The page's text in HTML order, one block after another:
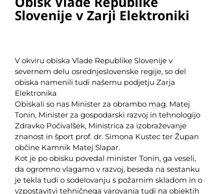
Slovenije v Zarji Elektroniki
V okviru obiska Vlade Republike Slovenije v
severnem delu osrednjeslovenske regije, so del
obiska namenili tudi našemu podjetju Zarja
Elektronika
Obiskali so nas Minister za obrambo mag. Matej
Tonin, Minister za gospodarski razvoj in tehnologijo
Zdravko Počivalšek, Ministrica za izobraževanje
znanost in šport prof. dr. Simona Kustec ter Župan
občine Kamnik Matej Slapar.
Kot je po obisku povedal minister Tonin, ga veseli,
da ogromno vlagamo v razvoj, beseda na sestanku
je tekla tudi o sodelovanju s požarnim skladom in o
vzpostavitvi tehničnega varovanja tudi na objektih